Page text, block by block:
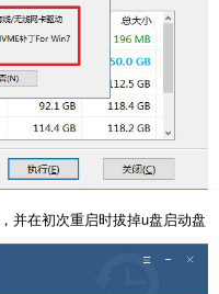
，并在初次重启时拔掉u盘启动盘